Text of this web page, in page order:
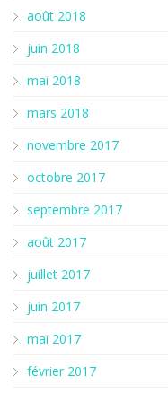
août 2018
juin 2018
mai 2018
mars 2018
novembre 2017
octobre 2017
septembre 2017
août 2017
juillet 2017
juin 2017
mai 2017
février 2017